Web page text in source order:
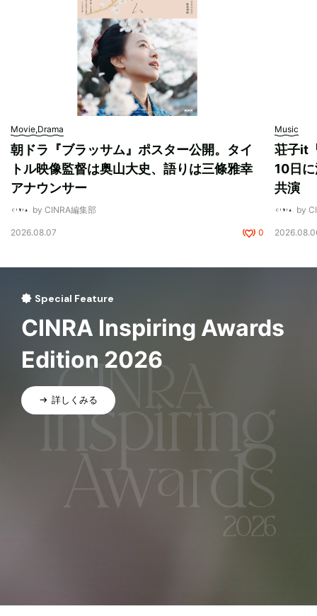
Movie,Drama
朝ドラ『ブラッサム』ポスター公開。タイ
トル映像監督は奥山大史、語りは三條雅幸
アナウンサー
by CINRA編集部
2026.08.07 0
Music
荘子it
10日
共演
by
Special Feature
CINRA Inspiring Awards
Edition 2026
詳しくみる